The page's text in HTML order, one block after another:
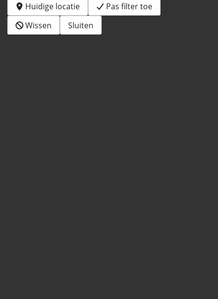
Huidige locatie
Pas filter toe
Wissen
Sluiten